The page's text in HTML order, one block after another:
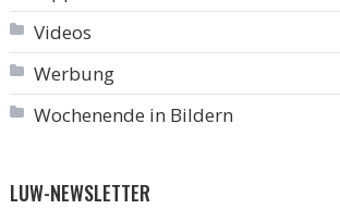
Videos
Werbung
Wochenende in Bildern
LUW-NEWSLETTER